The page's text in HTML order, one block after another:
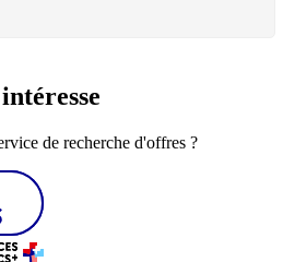
de recherche d'offres ?